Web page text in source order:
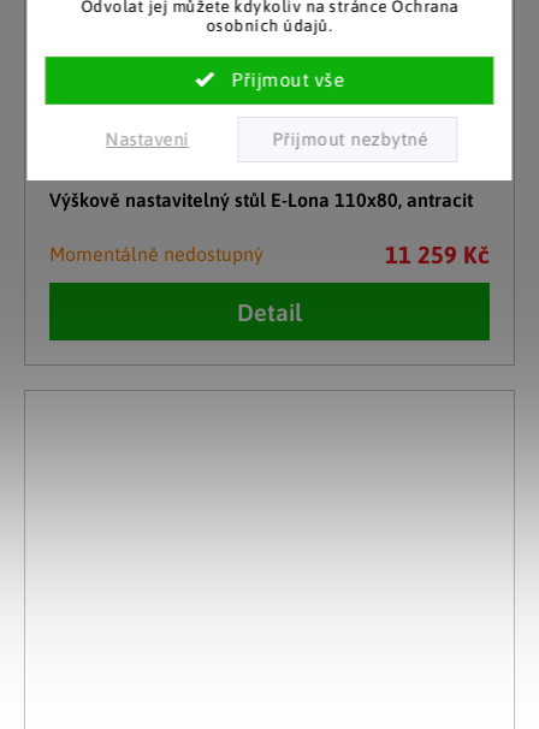
Odvolat jej můžete kdykoliv na stránce Ochrana
osobních údajů.
Nastavení
Výškově nastavitelný stůl E-Lona 110x80, antracit
Momentálně nedostupný 11 259 Kč
Detail